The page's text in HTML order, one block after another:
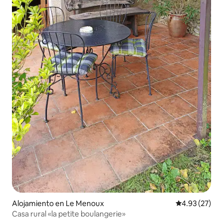
Alojamiento en Le Menoux Calificación
4.93 (27)
Casa rural «la petite boulangerie»